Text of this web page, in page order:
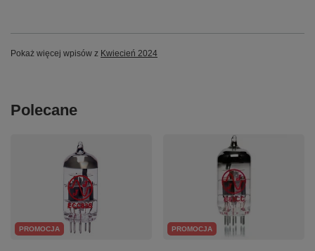
Pokaż więcej wpisów z Kwiecień 2024
Polecane
PROMOCJA PROMOCJA